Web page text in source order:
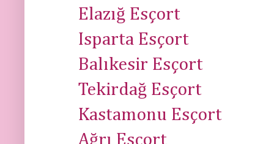
Elazığ Esçort
Isparta Esçort
Balıkesir Esçort
Tekirdağ Esçort
Kastamonu Esçort